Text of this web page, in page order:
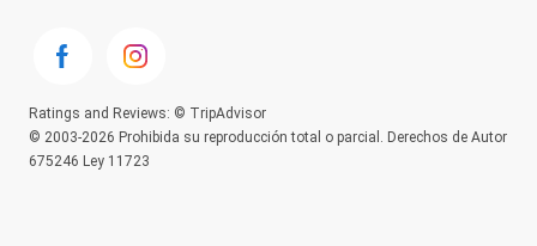
Ratings and Reviews: © TripAdvisor
© 2003-2026 Prohibida su reproducción total o parcial. Derechos de Autor
675246 Ley 11723